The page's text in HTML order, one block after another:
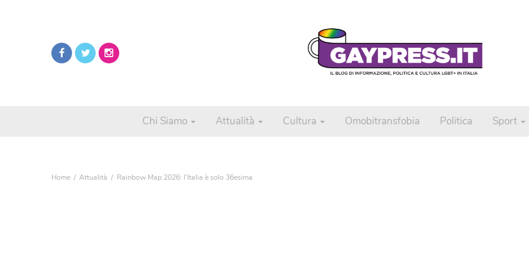
Chi Siamo Attualità Cultura Omobitransfobia Politica Sport
Home Attualità Rainbow Map 2026: l’Italia è solo 36esima